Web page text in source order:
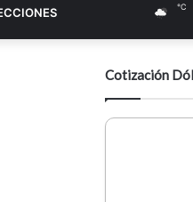
℃
Cotización